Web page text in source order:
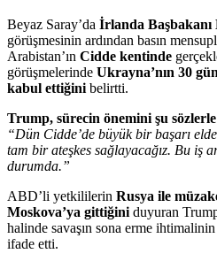
Beyaz Saray’da İrlanda
görüşmesinin ardından basın
Arabistan’ın Cidde kentinde
görüşmelerinde Ukrayna’nın 30
kabul ettiğinibelirtti.
Trump, sürecin önemini şu
“Dün Cidde’de büyük bir başarı
tam bir ateşkes sağlayacağız. Bu iş
durumda.”
ABD’li yetkililerin Rusya ile
Moskova’ya gittiğiniduyuran
halinde savaşın sona erme ihtimalinin
ifade etti.